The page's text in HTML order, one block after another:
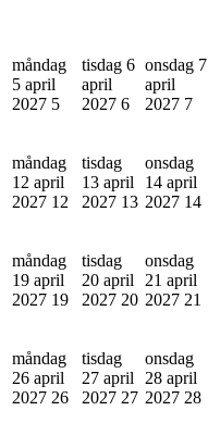
måndag
5 april
2027 5
tisdag 6
april
2027 6
onsdag 7
april
2027 7
måndag
12 april
2027 12
tisdag
13 april
2027 13
onsdag
14 april
2027 14
måndag
19 april
2027 19
tisdag
20 april
2027 20
onsdag
21 april
2027 21
måndag
26 april
2027 26
tisdag
27 april
2027 27
onsdag
28 april
2027 28